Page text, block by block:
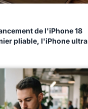
de l'iPhone 18
pliable, l'iPhone ultra